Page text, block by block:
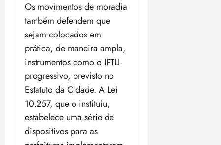
Os movimentos de moradia
também defendem que
sejam colocados em
prática, de maneira ampla,
instrumentos como o IPTU
progressivo, previsto no
Estatuto da Cidade. A Lei
10.257, que o instituiu,
estabelece uma série de
dispositivos para as